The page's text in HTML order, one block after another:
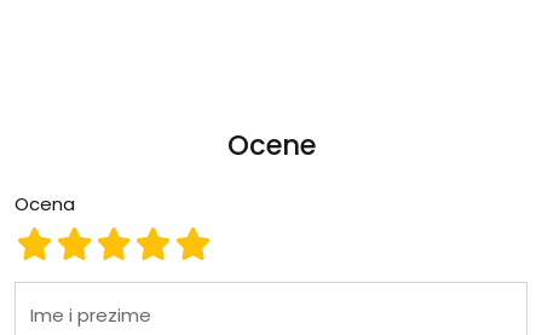
Ocene
Ocena
Ocena 5
Ocena 4
Ocena 3
Ocena 2
Ocena 1
Ime i prezime